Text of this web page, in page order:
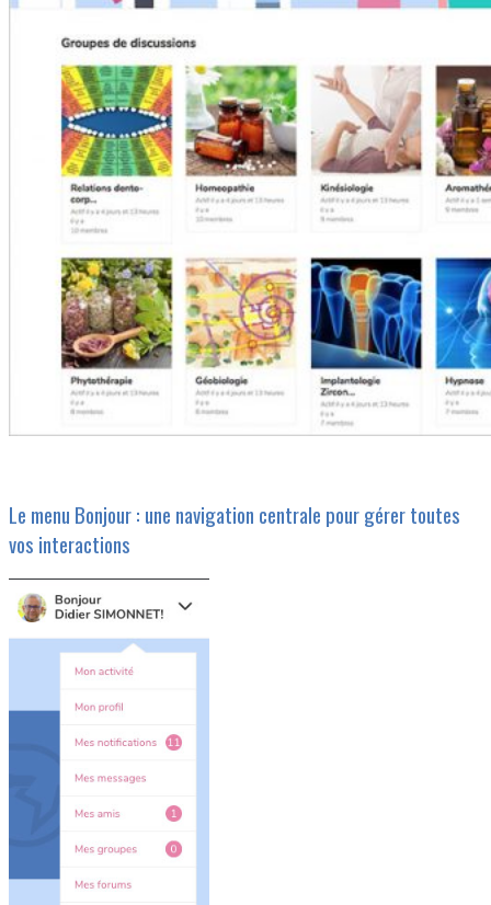
Le menu Bonjour : une navigation centrale pour gérer toutes
vos interactions